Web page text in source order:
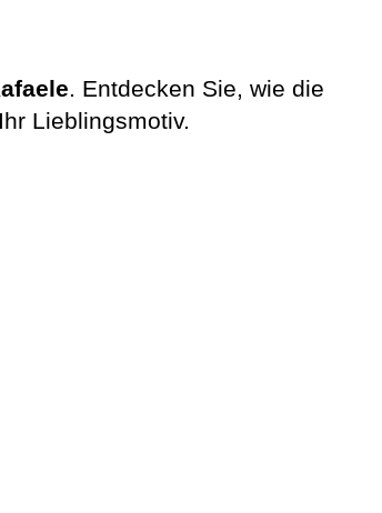
. Entdecken Sie, wie die
Lieblingsmotiv.